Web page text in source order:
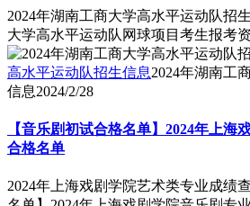
2024年湖南工商大学高水平运动队招
大学高水平运动队网球项目考生报考
高水平运动队招生信息2024年湖南工
信息2024/2/28
【音乐剧初试合格名单】2024年上海
合格名单
2024年上海戏剧学院艺术类专业成绩